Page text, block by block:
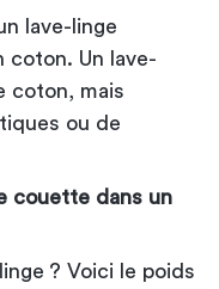
lave-linge
coton. Un lave-
coton, mais
ou de
couette dans un
? Voici le poids